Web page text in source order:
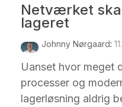
Netværket
lageret
Johnny Nørgaard:
Uanset hvor meget
processer og
lagerløsning aldrig